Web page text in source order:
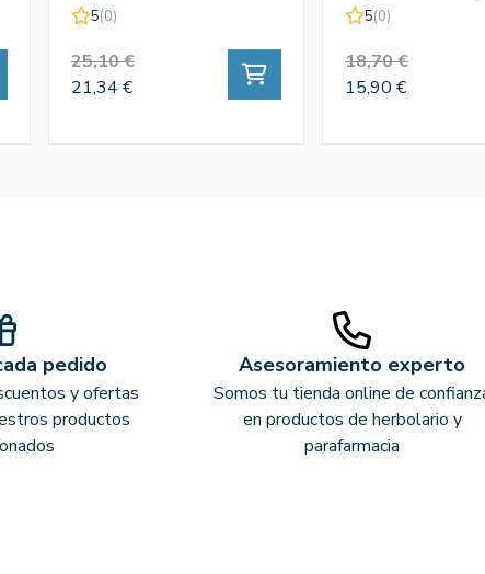
5(0)
25,10 €
21,34 €
5(0)
18,70 €
15,90 €
pedido
y ofertas
productos
Asesoramiento experto
Somos tu tienda online de
en productos de herbolario y
parafarmacia